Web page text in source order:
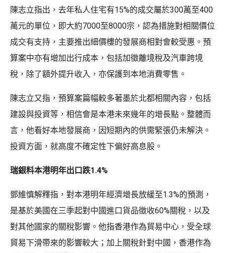
陳志立指出，去年私人住宅有15%的成交屬於300萬至400
萬元的單位，即大約7000至8000宗，認為措施對相關價位
成交有支持，主要推出細價樓的發展商相對會較受惠。預
算案中亦有增加出行成本，包括加徵離境稅及汽車跨境
稅，除了額外提升收入，亦保護到本地消費零售。
陳志立又指，預算案篇幅較多著墨於北都相關內容，包括
建設與投資等，相信會是本港未來幾年的增長點。整體而
言，他看好本地發展商，因短期內的供需緊張仍未解決。
投資方面，就高度不確定性下偏好高息股。
瑞銀料本港明年出口跌1.4%
鄧維慎解釋指，對本港明年經濟增長放緩至1.3%的預測，
是基於美國在三季起對中國進口貨品徵收60%關稅，以及
對其他國家的關稅影響。他指香港作為貿易中心，受全球
貿易下滑帶來的影響較大；加上關稅針對中國，香港作為